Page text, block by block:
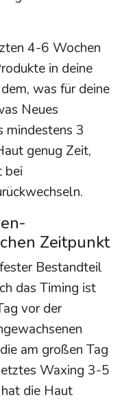
4-6 Wochen
in deine
was für deine
Neues
mindestens 3
genug Zeit,
bei
Zeitpunkt
Bestandteil
das Timing ist
vor der
am großen Tag
Waxing 3-5
die Haut